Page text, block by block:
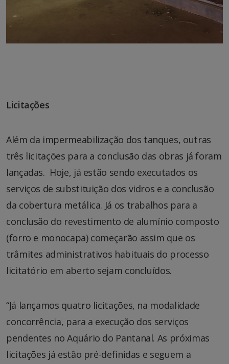
Licitações
Além da impermeabilização dos tanques, outras
três licitações para a conclusão das obras já foram
lançadas. Hoje, já estão sendo executados os
serviços de substituição dos vidros e a conclusão
da cobertura metálica. Já os trabalhos para a
conclusão do revestimento de alumínio composto
(forro e monocapa) começarão assim que os
trâmites administrativos habituais do processo
licitatório em aberto sejam concluídos.
“Já lançamos quatro licitações, na modalidade
concorrência, para a execução dos serviços
pendentes no Aquário do Pantanal. As próximas
licitações já estão pré-definidas e seguem a